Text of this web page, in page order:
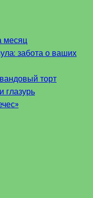
месяц
забота о ваших
торт
глазурь